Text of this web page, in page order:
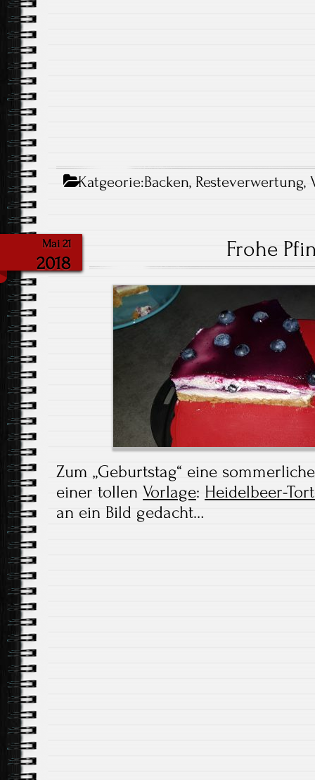
Katgeorie:Backen, Resteverwertung,
Mai 21
2018
Frohe
Zum „Geburtstag“ eine
einer tollen Vorlage: Heidelbeer-
an ein Bild gedacht…